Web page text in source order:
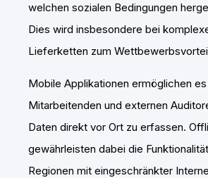
welchen sozialen Bedingungen
Dies wird insbesondere bei
Lieferketten zum
Mobile Applikationen ermöglichen es
Mitarbeitenden und externen
Daten direkt vor Ort zu erfassen.
gewährleisten dabei die
Regionen mit eingeschränkter